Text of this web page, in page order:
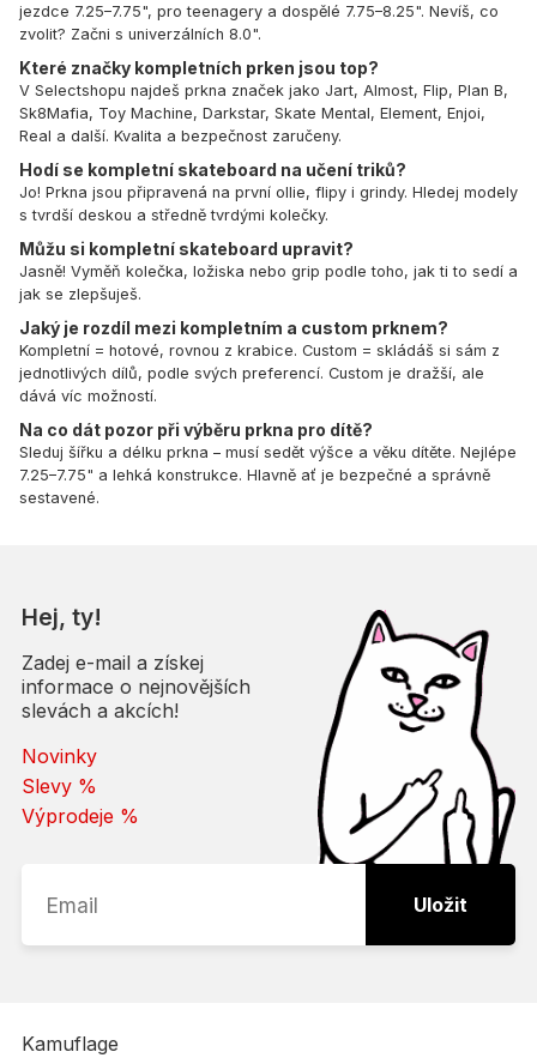
jezdce 7.25–7.75", pro teenagery a dospělé 7.75–8.25". Nevíš, co
zvolit? Začni s univerzálních 8.0".
Které značky kompletních prken jsou top?
V Selectshopu najdeš prkna značek jako Jart, Almost, Flip, Plan B,
Sk8Mafia, Toy Machine, Darkstar, Skate Mental, Element, Enjoi,
Real a další. Kvalita a bezpečnost zaručeny.
Hodí se kompletní skateboard na učení triků?
Jo! Prkna jsou připravená na první ollie, flipy i grindy. Hledej modely
s tvrdší deskou a středně tvrdými kolečky.
Můžu si kompletní skateboard upravit?
Jasně! Vyměň kolečka, ložiska nebo grip podle toho, jak ti to sedí a
jak se zlepšuješ.
Jaký je rozdíl mezi kompletním a custom prknem?
Kompletní = hotové, rovnou z krabice. Custom = skládáš si sám z
jednotlivých dílů, podle svých preferencí. Custom je dražší, ale
dává víc možností.
Na co dát pozor při výběru prkna pro dítě?
Sleduj šířku a délku prkna – musí sedět výšce a věku dítěte. Nejlépe
7.25–7.75" a lehká konstrukce. Hlavně ať je bezpečné a správně
sestavené.
Hej, ty!
Zadej e-mail a získej
informace o nejnovějších
slevách a akcích!
Novinky
Slevy %
Výprodeje %
Uložit
Kamuflage